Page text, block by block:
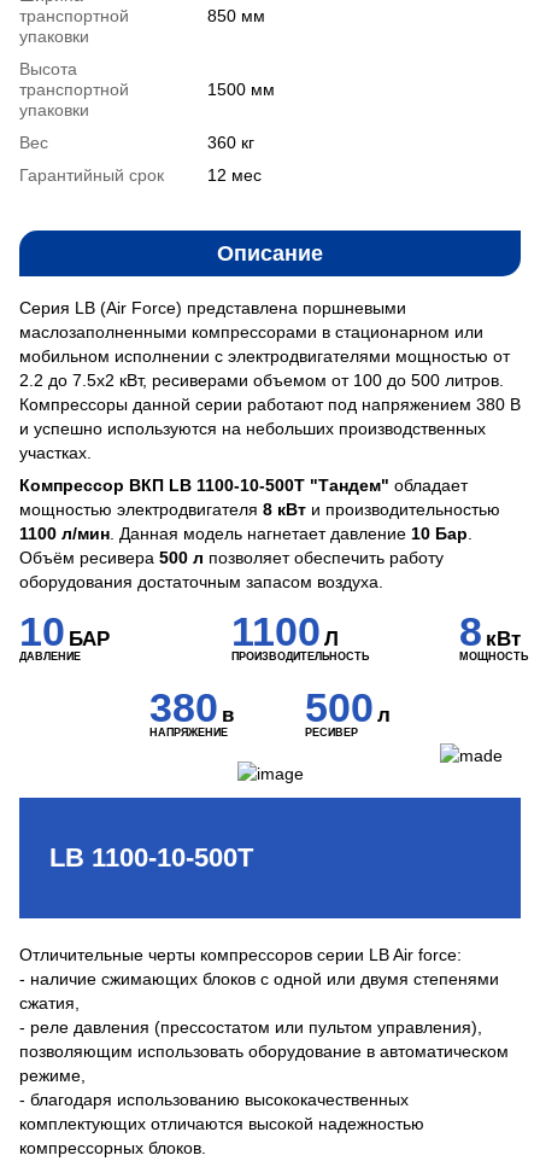
транспортной
упаковки
850 мм
Высота
транспортной
упаковки
1500 мм
Вес
360 кг
Гарантийный срок
12 мес
Описание
Серия LB (Air Force) представлена поршневыми
маслозаполненными компрессорами в стационарном или
мобильном исполнении с электродвигателями мощностью от
2.2 до 7.5х2 кВт, ресиверами объемом от 100 до 500 литров.
Компрессоры данной серии работают под напряжением 380 В
и успешно используются на небольших производственных
участках.
Компрессор ВКП LB 1100-10-500T "Тандем" обладает
мощностью электродвигателя 8 кВт и производительностью
1100 л/мин . Данная модель нагнетает давление 10 Бар
Объём ресивера 500 л позволяет обеспечить работу
оборудования достаточным запасом воздуха.
10 БАР
ДАВЛЕНИЕ
1100 Л
ПРОИЗВОДИТЕЛЬНОСТЬ
8 кВт
МОЩНОСТЬ
380 в
НАПРЯЖЕНИЕ
500 л
РЕСИВЕР
LB 1100-10-500T
Отличительные черты компрессоров серии LB Air force:
- наличие сжимающих блоков с одной или двумя степенями
сжатия,
- реле давления (прессостатом или пультом управления),
позволяющим использовать оборудование в автоматическом
режиме,
- благодаря использованию высококачественных
комплектующих отличаются высокой надежностью
компрессорных блоков.